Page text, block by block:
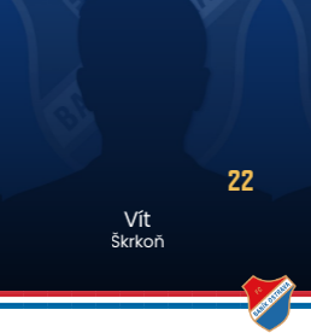
22
Vít
Škrkoň